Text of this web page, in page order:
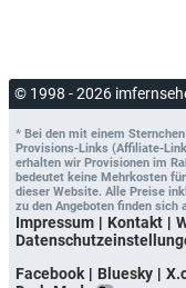
© 1998 - 2026
* Bei den mit einem
Provisions-Links (Affiliate-
erhalten wir Provisionen im
bedeutet keine Mehrkosten
dieser Website. Alle Preise
zu den Angeboten finden sich
Impressum Kontakt
Facebook
Bluesky